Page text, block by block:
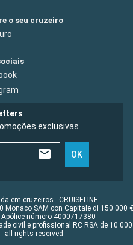
o seu cruzeiro
exclusivas
OK
em cruzeiros - CRUISELINE
Monaco SAM con Capitale di 150 000 €
número 4000717380
civil e profissional RC RSA de 10 000
all rights reserved